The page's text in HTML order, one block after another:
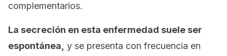
complementarios.
La secreción en esta enfermedad suele ser
espontánea, y se presenta con frecuencia en